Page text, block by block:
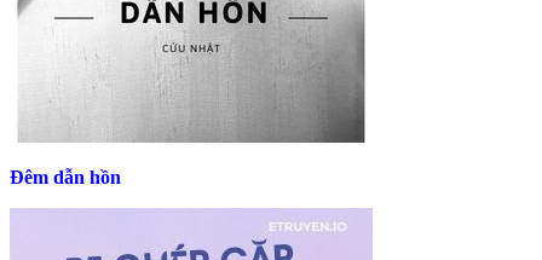
Đêm dẫn hồn